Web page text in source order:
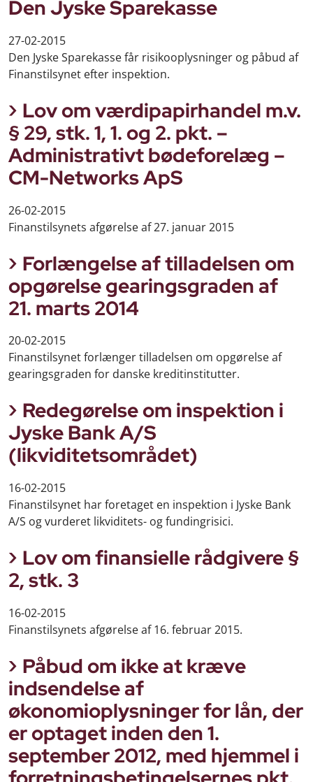
Den Jyske Sparekasse
27-02-2015
Den Jyske Sparekasse får risikooplysninger og påbud af
Finanstilsynet efter inspektion.
Lov om værdipapirhandel m.v.
§ 29, stk. 1, 1. og 2. pkt. –
Administrativt bødeforelæg –
CM-Networks ApS
26-02-2015
Finanstilsynets afgørelse af 27. januar 2015
Forlængelse af tilladelsen om
opgørelse gearingsgraden af
21. marts 2014
20-02-2015
Finanstilsynet forlænger tilladelsen om opgørelse af
gearingsgraden for danske kreditinstitutter.
Redegørelse om inspektion i
Jyske Bank A/S
(likviditetsområdet)
16-02-2015
Finanstilsynet har foretaget en inspektion i Jyske Bank
A/S og vurderet likviditets- og fundingrisici.
Lov om finansielle rådgivere §
2, stk. 3
16-02-2015
Finanstilsynets afgørelse af 16. februar 2015.
Påbud om ikke at kræve
indsendelse af
økonomioplysninger for lån, der
er optaget inden den 1.
september 2012, med hjemmel i